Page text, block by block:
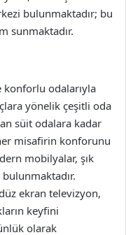
bulunmaktadır; bu
sunmaktadır.
konforlu odalarıyla
yönelik çeşitli oda
süit odalara kadar
misafirin konforunu
mobilyalar, şık
ekran televizyon,
keyfini
olarak